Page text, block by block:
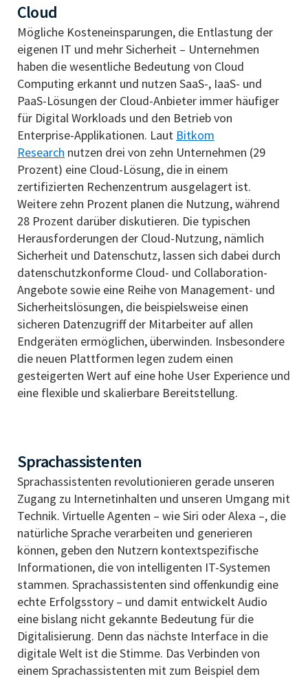
Cloud
Mögliche Kosteneinsparungen, die Entlastung der
eigenen IT und mehr Sicherheit – Unternehmen
haben die wesentliche Bedeutung von Cloud
Computing erkannt und nutzen SaaS-, IaaS- und
PaaS-Lösungen der Cloud-Anbieter immer häufiger
für Digital Workloads und den Betrieb von
Enterprise-Applikationen. Laut Bitkom
Research nutzen drei von zehn Unternehmen (29
Prozent) eine Cloud-Lösung, die in einem
zertifizierten Rechenzentrum ausgelagert ist.
Weitere zehn Prozent planen die Nutzung, während
28 Prozent darüber diskutieren. Die typischen
Herausforderungen der Cloud-Nutzung, nämlich
Sicherheit und Datenschutz, lassen sich dabei durch
datenschutzkonforme Cloud- und Collaboration-
Angebote sowie eine Reihe von Management- und
Sicherheitslösungen, die beispielsweise einen
sicheren Datenzugriff der Mitarbeiter auf allen
Endgeräten ermöglichen, überwinden. Insbesondere
die neuen Plattformen legen zudem einen
gesteigerten Wert auf eine hohe User Experience und
eine flexible und skalierbare Bereitstellung.
Sprachassistenten
Sprachassistenten revolutionieren gerade unseren
Zugang zu Internetinhalten und unseren Umgang mit
Technik. Virtuelle Agenten – wie Siri oder Alexa –, die
natürliche Sprache verarbeiten und generieren
können, geben den Nutzern kontextspezifische
Informationen, die von intelligenten IT-Systemen
stammen. Sprachassistenten sind offenkundig eine
echte Erfolgsstory – und damit entwickelt Audio
eine bislang nicht gekannte Bedeutung für die
Digitalisierung. Denn das nächste Interface in die
digitale Welt ist die Stimme. Das Verbinden von
einem Sprachassistenten mit zum Beispiel dem